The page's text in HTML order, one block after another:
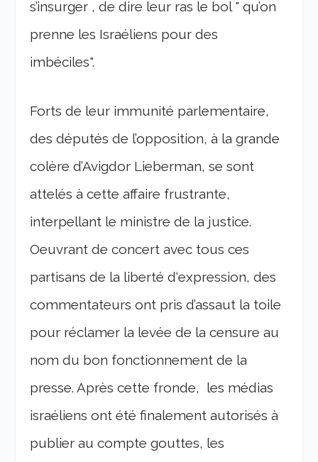
s’insurger , de dire leur ras le bol " qu’on
prenne les Israéliens pour des
imbéciles".
Forts de leur immunité parlementaire,
des députés de l’opposition, à la grande
colère d’Avigdor Lieberman, se sont
attelés à cette affaire frustrante,
interpellant le ministre de la justice.
Oeuvrant de concert avec tous ces
partisans de la liberté d‘expression, des
commentateurs ont pris d’assaut la toile
pour réclamer la levée de la censure au
nom du bon fonctionnement de la
presse. Après cette fronde, les médias
israéliens ont été finalement autorisés à
publier au compte gouttes, les